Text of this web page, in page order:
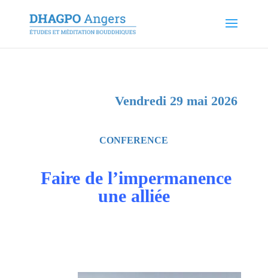
Vendredi 29 mai 2026
CONFERENCE
Faire de l’impermanence
une alliée